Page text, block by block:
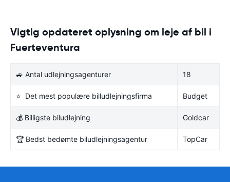
Vigtig opdateret oplysning om leje af bil i
Fuerteventura
🚙 Antal udlejningsagenturer 18
⭐ Det mest populære billudlejningsfirma Budget
💰 Billigste biludlejning Goldcar
🏆 Bedst bedømte biludlejningsagentur TopCar